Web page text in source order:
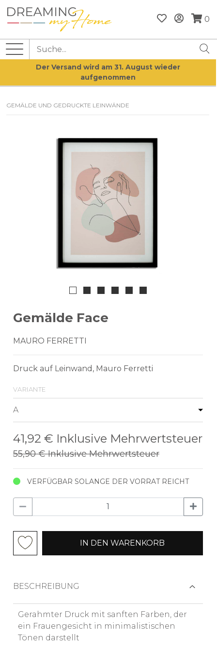
0
Der Versand wird am 31. August wieder
aufgenommen
GEMÄLDE UND GEDRUCKTE LEINWÄNDE
Gemälde Face
MAURO FERRETTI
Druck auf Leinwand, Mauro Ferretti
variante
41,92 € Inklusive Mehrwertsteuer
55,90 €Inklusive Mehrwertsteuer
VERFÜGBAR SOLANGE DER VORRAT REICHT
IN DEN WARENKORB
BESCHREIBUNG
Gerahmter Druck mit sanften Farben, der
ein Frauengesicht in minimalistischen
Tönen darstellt